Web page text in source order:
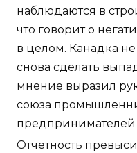
наблюдаются в
что говорит о
в целом. Канадка
снова сделать
мнение выразил
союза
Отчетность